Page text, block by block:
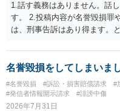
私見ながらご参考まで。
1.話す義務はありません。話
す。 2.投稿内容が名誉毀損罪
は、刑事告訴はあり得ます。
です。Googleは電話番号の開
も特定可能になるよう、複数
です。さらにいえば、利用者
ある程度対象者を特定できて
ので発信者情報開示請求をす
名誉毀損をしてしまいま
#名誉毀損 #訴訟・損害賠償請求 #
#発信者情報開示請求
#誹謗中傷
2026年7月31日